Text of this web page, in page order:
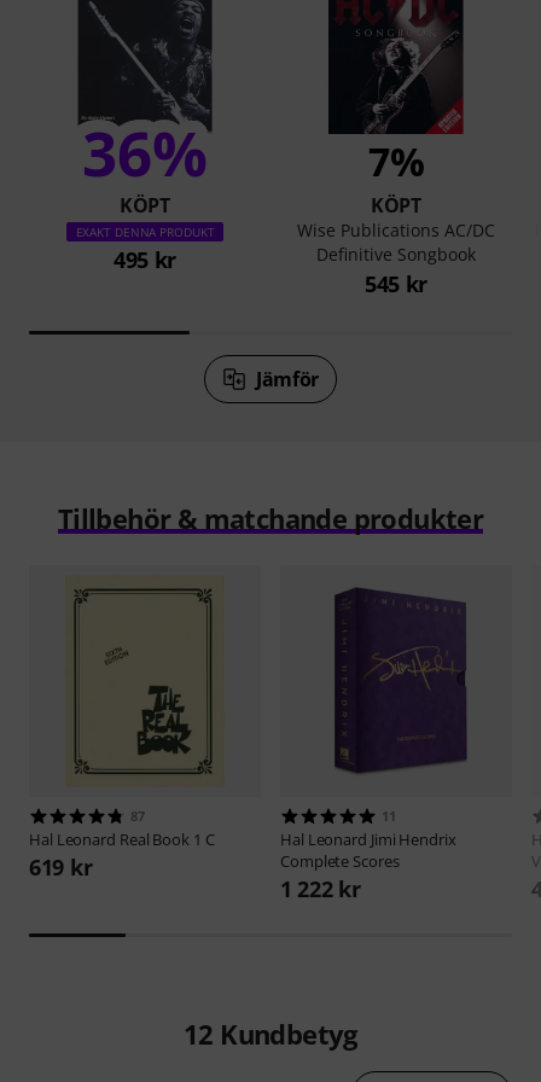
36%
KÖPT
EXAKT DENNA PRODUKT
495 kr
7%
KÖPT
Wise Publications AC/DC
Definitive Songbook
545 kr
Jämför
Tillbehör & matchande produkter
87
Hal Leonard Real Book 1 C
619 kr
11
Hal Leonard Jimi Hendrix
Complete Scores
1 222 kr
12 Kundbetyg